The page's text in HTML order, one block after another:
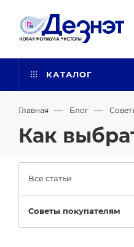
КАТАЛОГ
Главная — Блог —
Как
Все статьи
Советы покупателям